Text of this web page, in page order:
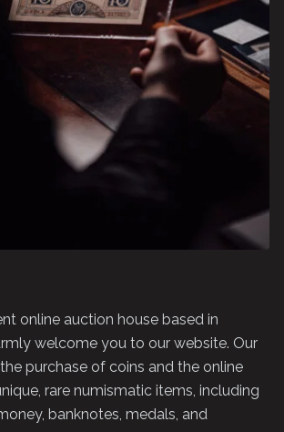
online auction house based in
welcome you to our website. Our
purchase of coins and the online
rare numismatic items, including
banknotes, medals, and